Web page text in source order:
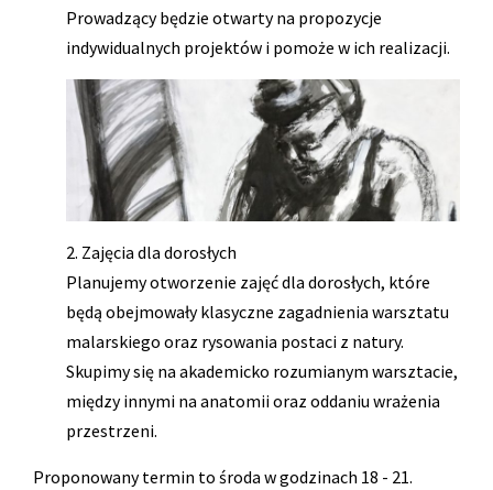
Prowadzący będzie otwarty na propozycje
indywidualnych projektów i pomoże w ich realizacji.
2. Zajęcia dla dorosłych
Planujemy otworzenie zajęć dla dorosłych, które
będą obejmowały klasyczne zagadnienia warsztatu
malarskiego oraz rysowania postaci z natury.
Skupimy się na akademicko rozumianym warsztacie,
między innymi na anatomii oraz oddaniu wrażenia
przestrzeni.
Proponowany termin to środa w godzinach 18 - 21.